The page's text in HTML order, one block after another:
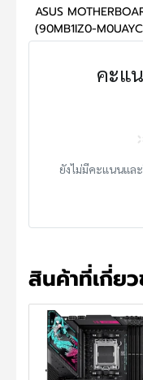
ASUS
(90MB1IZ0-
คะแ
ยังไม่มีคะแนนแล
สินค้าที่เกี่ย